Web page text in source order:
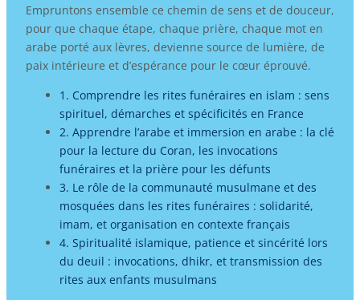
Empruntons ensemble ce chemin de sens et de douceur,
pour que chaque étape, chaque prière, chaque mot en
arabe porté aux lèvres, devienne source de lumière, de
paix intérieure et d’espérance pour le cœur éprouvé.
1. Comprendre les rites funéraires en islam : sens
spirituel, démarches et spécificités en France
2. Apprendre l’arabe et immersion en arabe : la clé
pour la lecture du Coran, les invocations
funéraires et la prière pour les défunts
3. Le rôle de la communauté musulmane et des
mosquées dans les rites funéraires : solidarité,
imam, et organisation en contexte français
4. Spiritualité islamique, patience et sincérité lors
du deuil : invocations, dhikr, et transmission des
rites aux enfants musulmans